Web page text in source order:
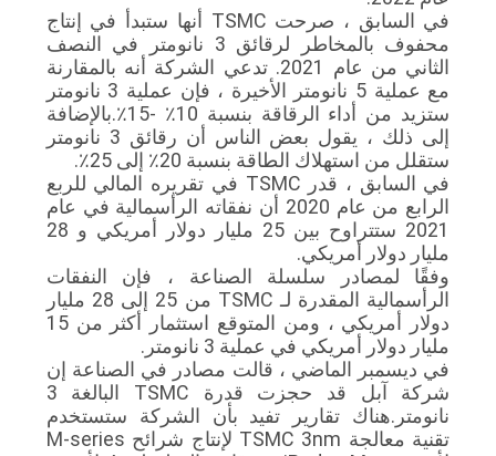
في السابق ، صرحت TSMC أنها ستبدأ في إنتاج
محفوف بالمخاطر لرقائق 3 نانومتر في النصف
الثاني من عام 2021. تدعي الشركة أنه بالمقارنة
مع عملية 5 نانومتر الأخيرة ، فإن عملية 3 نانومتر
ستزيد من أداء الرقاقة بنسبة 10٪ -15٪.بالإضافة
إلى ذلك ، يقول بعض الناس أن رقائق 3 نانومتر
ستقلل من استهلاك الطاقة بنسبة 20٪ إلى 25٪.
في السابق ، قدر TSMC في تقريره المالي للربع
الرابع من عام 2020 أن نفقاته الرأسمالية في عام
2021 ستتراوح بين 25 مليار دولار أمريكي و 28
مليار دولار أمريكي.
وفقًا لمصادر سلسلة الصناعة ، فإن النفقات
الرأسمالية المقدرة لـ TSMC من 25 إلى 28 مليار
دولار أمريكي ، ومن المتوقع استثمار أكثر من 15
مليار دولار أمريكي في عملية 3 نانومتر.
في ديسمبر الماضي ، قالت مصادر في الصناعة إن
شركة آبل قد حجزت قدرة TSMC البالغة 3
نانومتر.هناك تقارير تفيد بأن الشركة ستستخدم
تقنية معالجة TSMC 3nm لإنتاج شرائح M-series